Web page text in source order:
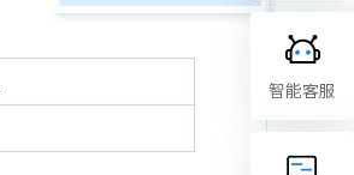
智能客服